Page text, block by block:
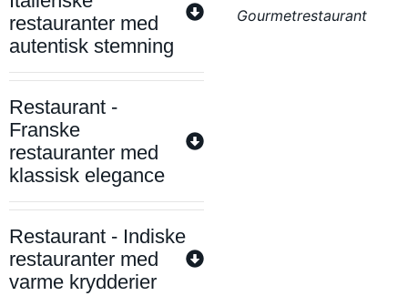
restauranter med
autentisk stemning
Restaurant -
Franske
restauranter med
klassisk elegance
Restaurant - Indiske
restauranter med
varme krydderier
Gourmetrestaurant